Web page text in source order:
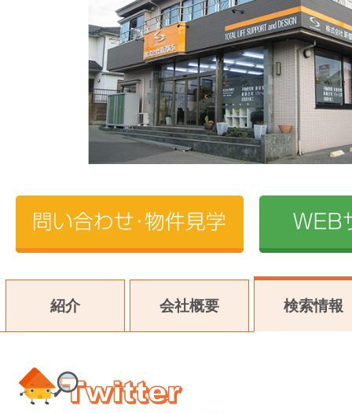
紹介 会社概要 検索情報